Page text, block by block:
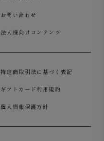
お問い合わせ
法人様向けコンテンツ
特定商取引法に基づく表記
ギフトカード利用規約
個人情報保護方針